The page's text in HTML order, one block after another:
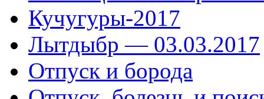
Кучугуры-2017
Лытдыбр — 03.03.2017
Отпуск и борода